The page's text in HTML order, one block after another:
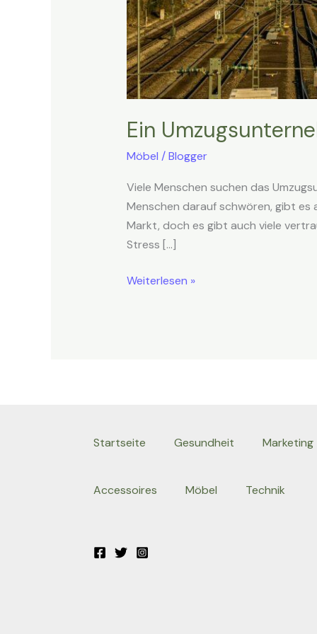
Ein
Möbel /Blogger
Viele Menschen suchen das
Menschen darauf schwören, gibt es
Markt, doch es gibt auch viele
Stress […]
Weiterlesen »
Startseite Gesundheit Marketing
Accessoires Möbel Technik